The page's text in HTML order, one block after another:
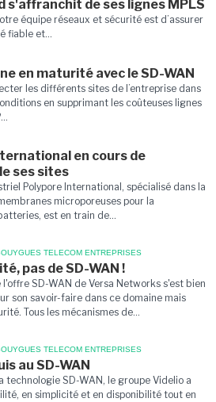
s'affranchit de ses lignes MPLS
équipe réseaux et sécurité est d’assurer
fiable et...
en maturité avec le SD-WAN
les différents sites de l’entreprise dans
en supprimant les coûteuses lignes
en cours de
ses sites
Polypore International, spécialisé dans la
microporeuses pour la
est en train de...
TELECOM ENTREPRISES
pas de SD-WAN !
SD-WAN de Versa Networks s'est bien
son savoir-faire dans ce domaine mais
Tous les mécanismes de...
TELECOM ENTREPRISES
au SD-WAN
technologie SD-WAN, le groupe Videlio a
en simplicité et en disponibilité tout en